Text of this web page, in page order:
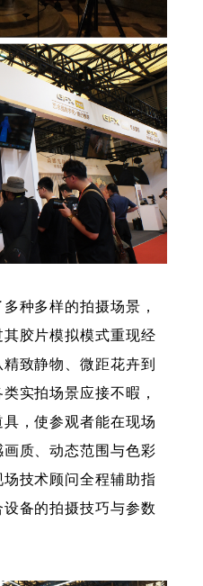
种多样的拍摄场景，
胶片模拟模式重现经
致静物、微距花卉到
实拍场景应接不暇，
，使参观者能在现场
质、动态范围与色彩
技术顾问全程辅助指
备的拍摄技巧与参数